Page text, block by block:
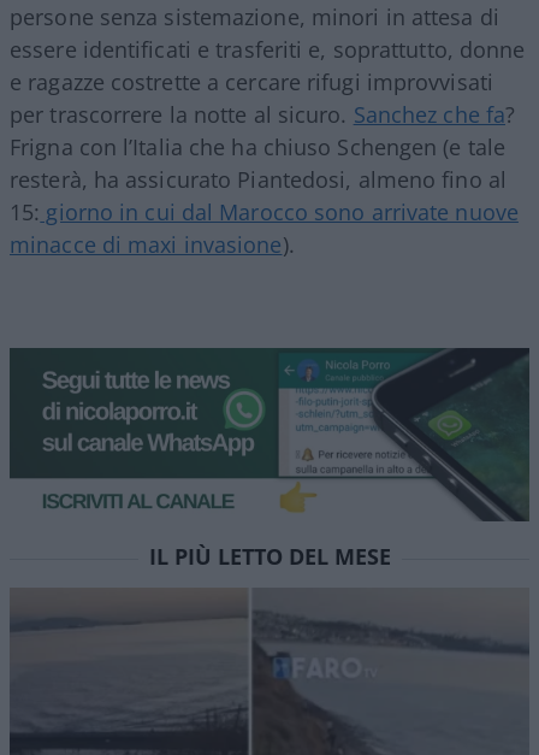
persone senza sistemazione, minori in attesa di
essere identificati e trasferiti e, soprattutto, donne
e ragazze costrette a cercare rifugi improvvisati
per trascorrere la notte al sicuro. Sanchez che fa?
Frigna con l’Italia che ha chiuso Schengen (e tale
resterà, ha assicurato Piantedosi, almeno fino al
15: giorno in cui dal Marocco sono arrivate nuove
minacce di maxi invasione).
IL PIÙ LETTO DEL MESE